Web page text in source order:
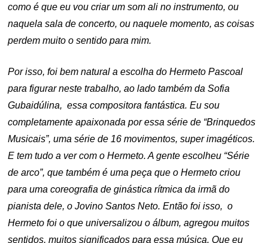
como é que eu vou criar um som ali no instrumento, ou
naquela sala de concerto, ou naquele momento, as coisas
perdem muito o sentido para mim.
Por isso, foi bem natural a escolha do Hermeto Pascoal
para figurar neste trabalho, ao lado também da Sofia
Gubaidúlina, essa compositora fantástica. Eu sou
completamente apaixonada por essa série de “Brinquedos
Musicais”, uma série de 16 movimentos, super imagéticos.
E tem tudo a ver com o Hermeto. A gente escolheu “Série
de arco”, que também é uma peça que o Hermeto criou
para uma coreografia de ginástica rítmica da irmã do
pianista dele, o Jovino Santos Neto. Então foi isso, o
Hermeto foi o que universalizou o álbum, agregou muitos
sentidos, muitos significados para essa música. Que eu